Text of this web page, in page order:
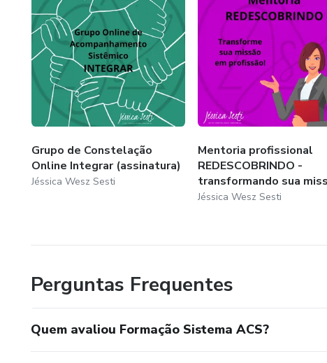
Serviços do Constelador ACS
Aula 1: Sistema ACS na cura
Grupo de Constelação
Online Integrar (assinatura)
Jéssica Wesz Sesti
Mentoria profissional
REDESCOBRINDO -
transformando sua
Jéssica Wesz Sesti
Perguntas Frequentes
Quem avaliou Formação Sistema ACS?